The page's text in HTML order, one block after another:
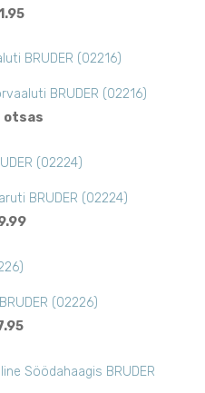
BRUDER (02216)
otsas
BRUDER (02224)
(02226)